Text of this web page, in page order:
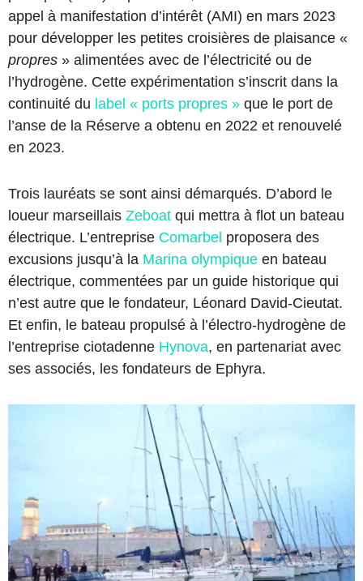
appel à manifestation d’intérêt (AMI) en mars 2023
pour développer les petites croisières de plaisance «
propres » alimentées avec de l’électricité ou de
l’hydrogène. Cette expérimentation s’inscrit dans la
continuité du label « ports propres » que le port de
l’anse de la Réserve a obtenu en 2022 et renouvelé
en 2023.
Trois lauréats se sont ainsi démarqués. D’abord le
loueur marseillais Zeboat qui mettra à flot un bateau
électrique. L’entreprise Comarbel proposera des
excusions jusqu’à la Marina olympique en bateau
électrique, commentées par un guide historique qui
n’est autre que le fondateur, Léonard David-Cieutat.
Et enfin, le bateau propulsé à l’électro-hydrogène de
l’entreprise ciotadenne Hynova, en partenariat avec
ses associés, les fondateurs de Ephyra.